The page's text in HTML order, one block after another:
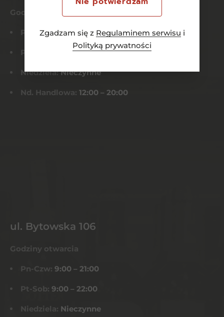
Zgadzam się z Regulaminem serwisu i
Polityką prywatności
Godziny otwarcia
Pn-Czw:8:00 – 21:00
Pt-Sob: 8:00 – 22:00
Niedziela:Nieczynne
Nd. Handlowa: 12:00 – 20:00
ul. Bytowska 106
Godziny otwarcia
Pn-Czw: 9:00 – 21:00
Pt-Sob: 9:00 – 22:00
Niedziela: Nieczynne